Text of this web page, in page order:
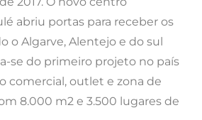
abriu portas para receber os
o Algarve, Alentejo e do sul
se do primeiro projeto no país
comercial, outlet e zona de
8.000 m2 e 3.500 lugares de